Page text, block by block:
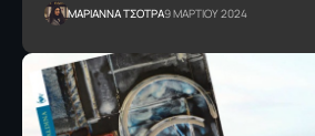
ΜΑΡΙΑΝΝΑ ΤΣΟΤΡΑ9 ΜΑΡΤΙΟΥ 2024